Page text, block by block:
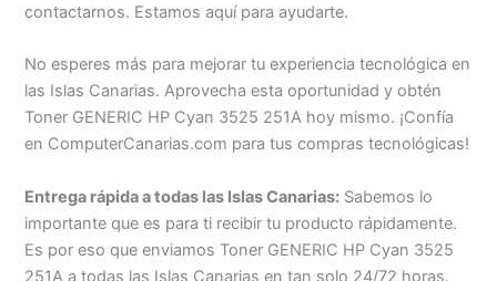
contactarnos. Estamos aquí para ayudarte.
No esperes más para mejorar tu experiencia tecnológica en
las Islas Canarias. Aprovecha esta oportunidad y obtén
Toner GENERIC HP Cyan 3525 251A hoy mismo. ¡Confía
en ComputerCanarias.com para tus compras tecnológicas!
Entrega rápida a todas las Islas Canarias: Sabemos lo
importante que es para ti recibir tu producto rápidamente.
Es por eso que enviamos Toner GENERIC HP Cyan 3525
251A a todas las Islas Canarias en tan solo 24/72 horas.